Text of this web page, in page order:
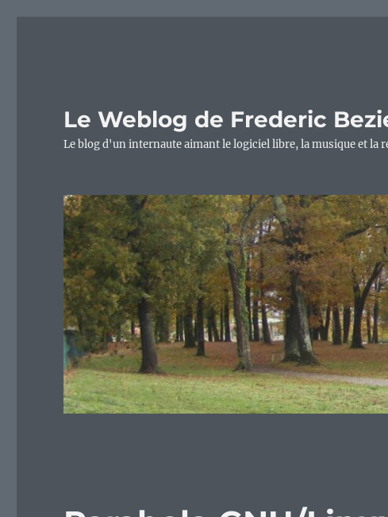
Le Weblog de Frederic
Le blog d'un internaute aimant le logiciel libre, la musique et la